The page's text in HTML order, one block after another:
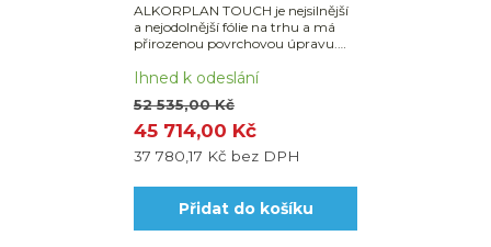
ALKORPLAN TOUCH je nejsilnější
a nejodolnější fólie na trhu a má
přirozenou povrchovou úpravu.
41,25 m2.
52 535,00 Kč
45 714,00 Kč
37 780,17 Kč bez DPH
Ihned k odeslání
Přidat do košíku